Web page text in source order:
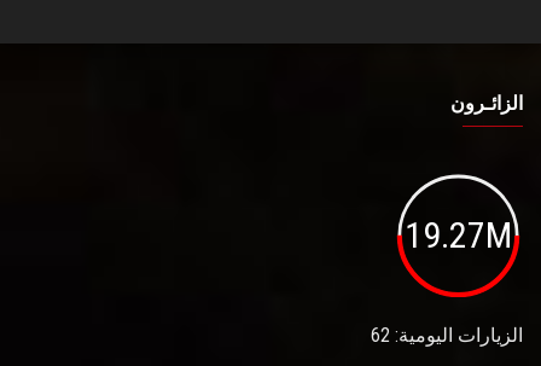
الزائـرون
19.27M
الزيارات اليومية: 62